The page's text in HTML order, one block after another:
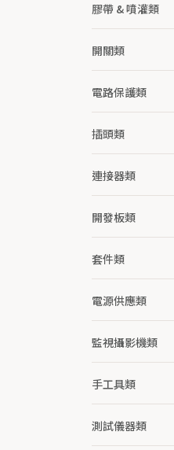
膠帶 & 噴灌類
開關類
電路保護類
插頭類
連接器類
開發板類
套件類
電源供應類
監視攝影機類
手工具類
測試儀器類